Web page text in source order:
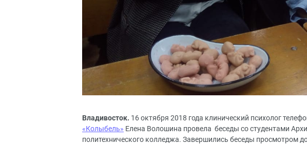
Владивосток. 16 октября 2018 года клинический психолог
«Колыбель» Елена Волошина провела беседы со студентами
политехнического колледжа. Завершились беседы просмотром